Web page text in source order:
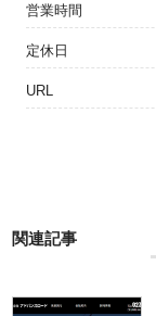
営業時間
定休日
URL
関連記事